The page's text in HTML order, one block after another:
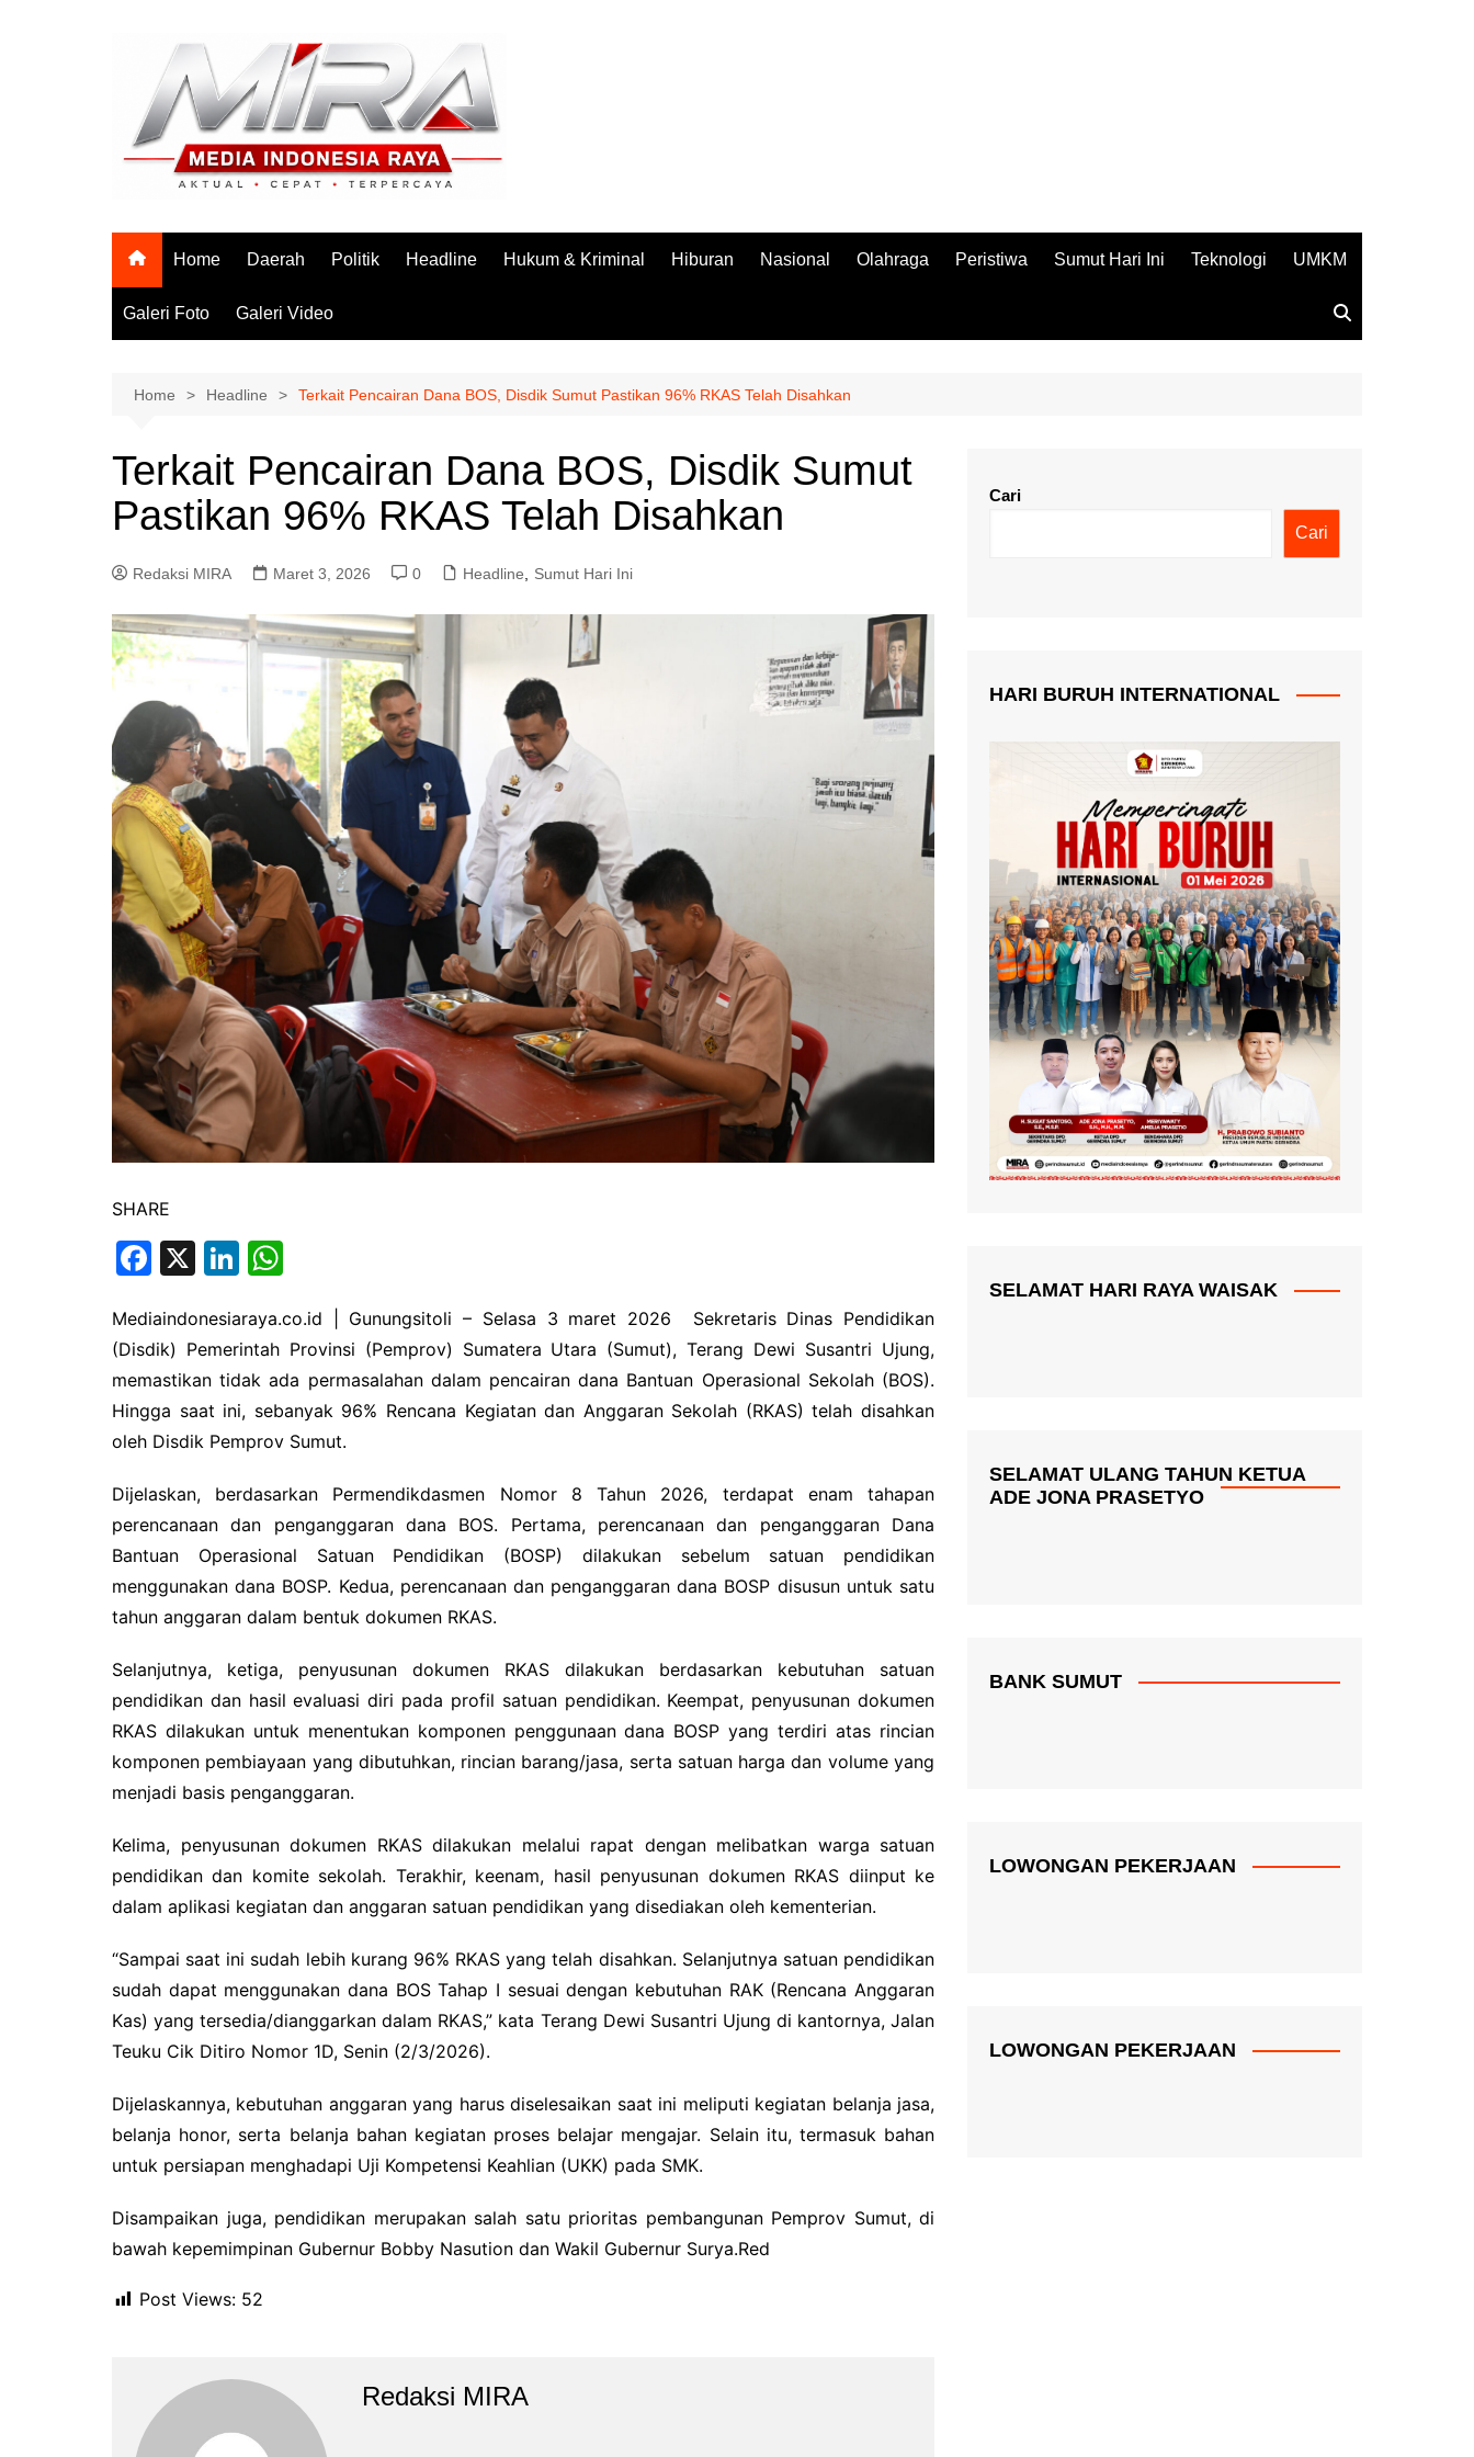
Home Daerah Politik Headline Hukum & Kriminal Hiburan Nasional Olahraga Peristiwa Sumut Hari Ini Teknologi UMKM
Galeri Foto Galeri Video
Home Headline Terkait Pencairan Dana BOS, Disdik Sumut Pastikan 96% RKAS Telah Disahkan
Terkait Pencairan Dana BOS, Disdik Sumut
Pastikan 96% RKAS Telah Disahkan
Redaksi MIRA Maret 3, 2026 0 Headline Sumut Hari Ini
SHARE
F
c
e
b
o
k
X
Li
k
e
dI
n
at
s
A
p
Mediaindonesiaraya.co.id | Gunungsitoli – Selasa 3 maret 2026 Sekretaris Dinas Pendidikan
(Disdik) Pemerintah Provinsi (Pemprov) Sumatera Utara (Sumut), Terang Dewi Susantri Ujung,
memastikan tidak ada permasalahan dalam pencairan dana Bantuan Operasional Sekolah (BOS).
Hingga saat ini, sebanyak 96% Rencana Kegiatan dan Anggaran Sekolah (RKAS) telah disahkan
oleh Disdik Pemprov Sumut.
Dijelaskan, berdasarkan Permendikdasmen Nomor 8 Tahun 2026, terdapat enam tahapan
perencanaan dan penganggaran dana BOS. Pertama, perencanaan dan penganggaran Dana
Bantuan Operasional Satuan Pendidikan (BOSP) dilakukan sebelum satuan pendidikan
menggunakan dana BOSP. Kedua, perencanaan dan penganggaran dana BOSP disusun untuk satu
tahun anggaran dalam bentuk dokumen RKAS.
Selanjutnya, ketiga, penyusunan dokumen RKAS dilakukan berdasarkan kebutuhan satuan
pendidikan dan hasil evaluasi diri pada profil satuan pendidikan. Keempat, penyusunan dokumen
RKAS dilakukan untuk menentukan komponen penggunaan dana BOSP yang terdiri atas rincian
komponen pembiayaan yang dibutuhkan, rincian barang/jasa, serta satuan harga dan volume yang
menjadi basis penganggaran.
Kelima, penyusunan dokumen RKAS dilakukan melalui rapat dengan melibatkan warga satuan
pendidikan dan komite sekolah. Terakhir, keenam, hasil penyusunan dokumen RKAS diinput ke
dalam aplikasi kegiatan dan anggaran satuan pendidikan yang disediakan oleh kementerian.
“Sampai saat ini sudah lebih kurang 96% RKAS yang telah disahkan. Selanjutnya satuan pendidikan
sudah dapat menggunakan dana BOS Tahap I sesuai dengan kebutuhan RAK (Rencana Anggaran
Kas) yang tersedia/dianggarkan dalam RKAS,” kata Terang Dewi Susantri Ujung di kantornya, Jalan
Teuku Cik Ditiro Nomor 1D, Senin (2/3/2026).
Dijelaskannya, kebutuhan anggaran yang harus diselesaikan saat ini meliputi kegiatan belanja jasa,
belanja honor, serta belanja bahan kegiatan proses belajar mengajar. Selain itu, termasuk bahan
untuk persiapan menghadapi Uji Kompetensi Keahlian (UKK) pada SMK.
Disampaikan juga, pendidikan merupakan salah satu prioritas pembangunan Pemprov Sumut, di
bawah kepemimpinan Gubernur Bobby Nasution dan Wakil Gubernur Surya.Red
Post Views: 52
Redaksi MIRA
Cari
Cari
HARI BURUH INTERNATIONAL
SELAMAT HARI RAYA WAISAK
SELAMAT ULANG TAHUN KETUA
ADE JONA PRASETYO
BANK SUMUT
LOWONGAN PEKERJAAN
LOWONGAN PEKERJAAN